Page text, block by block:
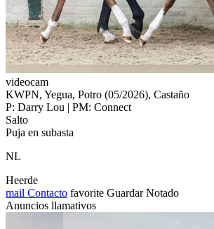
videocam
KWPN, Yegua, Potro (05/2026), Castaño
P: Darry Lou | PM: Connect
Salto
Puja en subasta
NL
Heerde
mail Contacto favorite Guardar Notado
Anuncios llamativos